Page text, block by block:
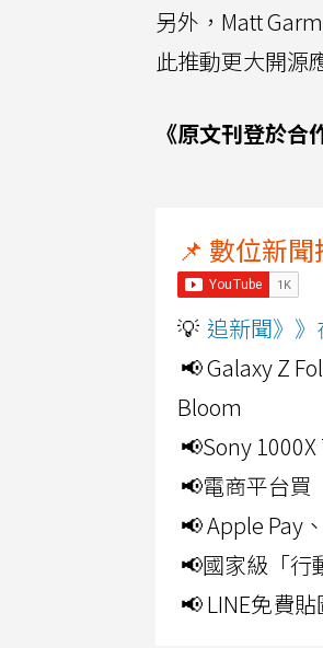
另外，Matt
此推動更大開源
《原文刊登於
📌 數位新聞
💡 追新聞》》
📢 Galaxy Z
Bloom
📢Sony
📢電商平台買
📢 Apple Pay
📢國家級「行
📢 LINE免費